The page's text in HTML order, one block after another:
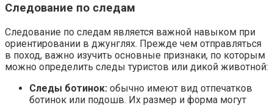
Следование по следам
Следование по следам является важной навыком при
ориентировании в джунглях. Прежде чем отправляться
в поход, важно изучить основные признаки, по которым
можно определить следы туристов или дикой животной:
Следы ботинок: обычно имеют вид отпечатков
ботинок или подошв. Их размер и форма могут